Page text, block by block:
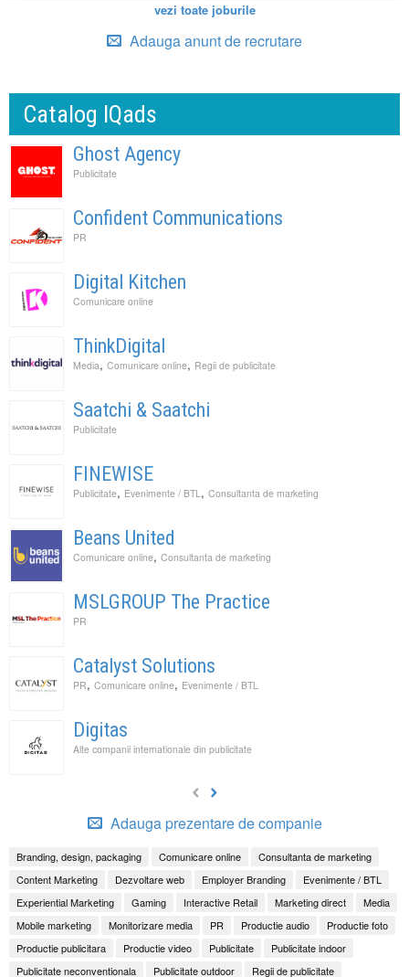
vezi toate joburile
Adauga anunt de recrutare
Catalog IQads
Ghost Agency
Publicitate
Confident Communications
PR
Digital Kitchen
Comunicare online
ThinkDigital
Media, Comunicare online, Regii de publicitate
Saatchi & Saatchi
Publicitate
FINEWISE
Publicitate, Evenimente / BTL, Consultanta de marketing
Beans United
Comunicare online, Consultanta de marketing
MSLGROUP The Practice
PR
Catalyst Solutions
PR, Comunicare online, Evenimente / BTL
Digitas
Alte companii internationale din publicitate
Adauga prezentare de companie
Branding, design, packaging Comunicare online
Consultanta de marketing
Content Marketing
Dezvoltare web Employer Branding
Evenimente / BTL
Experiential Marketing
Gaming Interactive Retail Marketing direct
Media
Mobile marketing
Monitorizare media PR Productie audio
Productie foto
Productie publicitara
Productie video Publicitate
Publicitate indoor
Publicitate neconventionala
Publicitate outdoor Regii de publicitate